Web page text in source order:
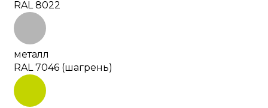
RAL 8022
металл
RAL 7046 (шагрень)